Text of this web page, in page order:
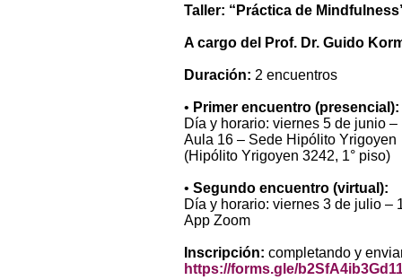
Taller: “Práctica de
A cargo del Prof. Dr. Guido
Duración: 2 encuentros
• Primer encuentro (presencial):
Día y horario: viernes 5 de junio –
Aula 16 – Sede Hipólito Yrigoyen
(Hipólito Yrigoyen 3242, 1° piso)
• Segundo encuentro (virtual):
Día y horario: viernes 3 de julio –
App Zoom
Inscripción: completando y
https://forms.gle/